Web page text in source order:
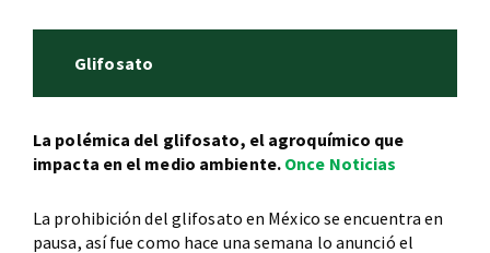
Glifosato
La polémica del glifosato, el agroquímico que
impacta en el medio ambiente. Once Noticias
La prohibición del glifosato en México se encuentra en
pausa, así fue como hace una semana lo anunció el